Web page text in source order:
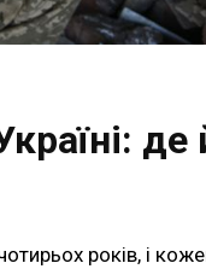
де
років, і